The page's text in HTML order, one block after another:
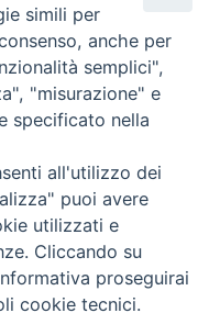
i diritti riservati - Vita
Torna
simili per
anche per
semplici",
"misurazione" e
specificato nella
all'utilizzo dei
puoi avere
utilizzati e
Cliccando su
proseguirai
cookie tecnici.